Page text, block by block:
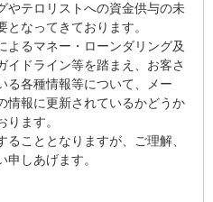
やテロリストへの資金供与の未
なってきております。
よるマネー・ローンダリング及
イドライン等を踏まえ、お客さ
る各種情報等について、メー
情報に更新されているかどうか
ます。
こととなりますが、ご理解、
しあげます。